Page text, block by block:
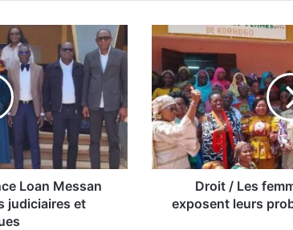
Loan Messan
judiciaires et
Droit / Les
exposent leurs